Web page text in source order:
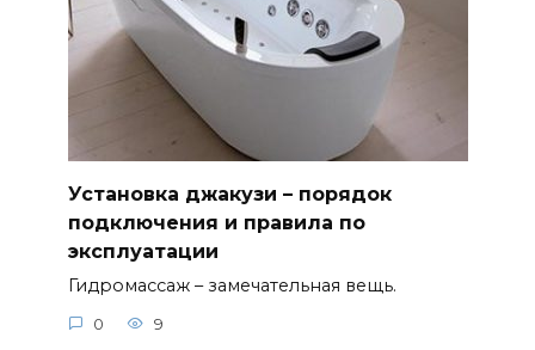
Установка джакузи – порядок
подключения и правила по
эксплуатации
Гидромассаж – замечательная вещь.
0 9